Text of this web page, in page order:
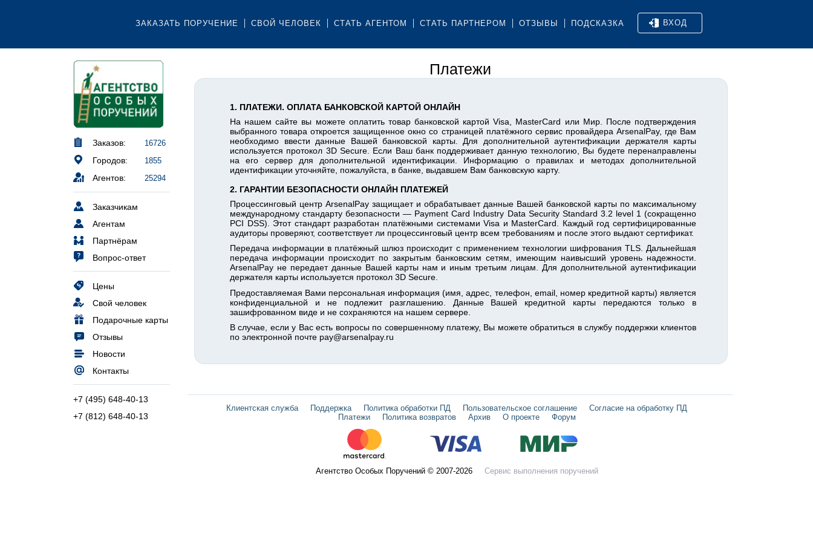
ЗАКАЗАТЬ ПОРУЧЕНИЕ СВОЙ ЧЕЛОВЕК СТАТЬ АГЕНТОМ СТАТЬ ПАРТНЕРОМ ОТЗЫВЫ ПОДСКАЗКА ВХОД
Заказов: 16726
Городов: 1855
Агентов: 25294
Заказчикам
Агентам
Партнёрам
Вопрос-ответ
Цены
Свой человек
Подарочные карты
Отзывы
Новости
Контакты
+7 (495) 648-40-13
+7 (812) 648-40-13
Платежи
ПЛАТЕЖИ. ОПЛАТА БАНКОВСКОЙ КАРТОЙ ОНЛАЙН
На нашем сайте вы можете оплатить товар банковской картой Visa, MasterCard или Мир. После подтверждения
выбранного товара откроется защищенное окно со страницей платёжного сервис провайдера ArsenalPay, где Вам
необходимо ввести данные Вашей банковской карты. Для дополнительной аутентификации держателя карты
используется протокол 3D Secure. Если Ваш банк поддерживает данную технологию, Вы будете перенаправлены
на его сервер для дополнительной идентификации. Информацию о правилах и методах дополнительной
идентификации уточняйте, пожалуйста, в банке, выдавшем Вам банковскую карту.
ГАРАНТИИ БЕЗОПАСНОСТИ ОНЛАЙН ПЛАТЕЖЕЙ
Процессинговый центр ArsenalPay защищает и обрабатывает данные Вашей банковской карты по максимальному
международному стандарту безопасности — Payment Card Industry Data Security Standard 3.2 level 1 (сокращенно
PCI DSS). Этот стандарт разработан платёжными системами Visa и MasterCard. Каждый год сертифицированные
аудиторы проверяют, соответствует ли процессинговый центр всем требованиям и после этого выдают сертификат.
Передача информации в платёжный шлюз происходит с применением технологии шифрования TLS. Дальнейшая
передача информации происходит по закрытым банковским сетям, имеющим наивысший уровень надежности.
ArsenalPay не передает данные Вашей карты нам и иным третьим лицам. Для дополнительной аутентификации
держателя карты используется протокол 3D Secure.
Предоставляемая Вами персональная информация (имя, адрес, телефон, email, номер кредитной карты) является
конфиденциальной и не подлежит разглашению. Данные Вашей кредитной карты передаются только в
зашифрованном виде и не сохраняются на нашем сервере.
В случае, если у Вас есть вопросы по совершенному платежу, Вы можете обратиться в службу поддержки клиентов
по электронной почте pay@arsenalpay.ru
Клиентская служба Поддержка Политика обработки ПД Пользовательское соглашение
Согласие на обработку ПД
Платежи
Политика возвратов Архив О проекте Форум
Агентство Особых Поручений © 2007-2026 Сервис выполнения поручений